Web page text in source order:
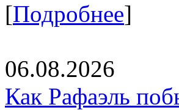
[Подробнее]
06.08.2026
Как Рафаэль